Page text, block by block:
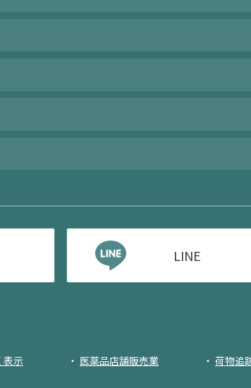
LINE
表示 医薬品店舗販売業 荷物追